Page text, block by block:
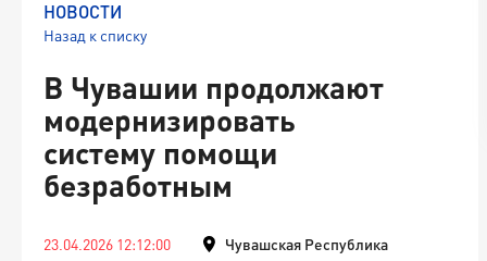
НОВОСТИ
Назад к списку
В Чувашии продолжают
модернизировать
систему помощи
безработным
23.04.2026 12:12:00 Чувашская Республика